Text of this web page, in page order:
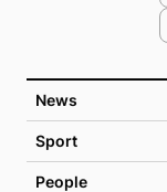
News
Sport
People